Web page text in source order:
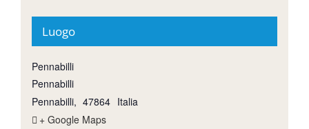
Luogo
Pennabilli
Pennabilli
Pennabilli, 47864 Italia
+ Google Maps